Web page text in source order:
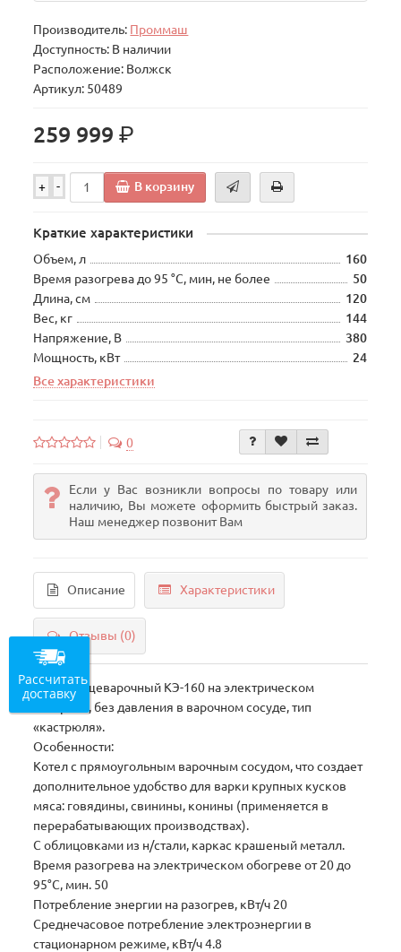
Производитель: Проммаш
Доступность: В наличии
Расположение: Волжск
Артикул: 50489
259 999р.
+ - В корзину
Краткие характеристики
Объем, л
160
Время разогрева до 95 °C, мин, не более
50
Длина, см
120
Вес, кг
144
Напряжение, В
380
Мощность, кВт
24
Все характеристики
0
Если у Вас возникли вопросы по товару или
наличию, Вы можете оформить быстрый заказ.
Наш менеджер позвонит Вам
Описание Характеристики
Отзывы (0)
Котел пищеварочный КЭ-160 на электрическом
обогреве, без давления в варочном сосуде, тип
«кастрюля».
Особенности:
Котел с прямоугольным варочным сосудом, что создает
дополнительное удобство для варки крупных кусков
мяса: говядины, свинины, конины (применяется в
перерабатывающих производствах).
С облицовками из н/стали, каркас крашеный металл.
Время разогрева на электрическом обогреве от 20 до
95°С, мин. 50
Потребление энергии на разогрев, кВт/ч 20
Среднечасовое потребление электроэнергии в
стационарном режиме, кВт/ч 4.8
Рассчитать
доставку